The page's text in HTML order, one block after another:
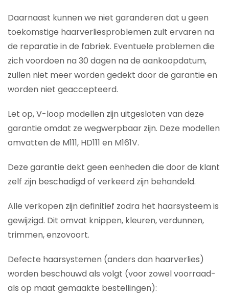
Daarnaast kunnen we niet garanderen dat u geen
toekomstige haarverliesproblemen zult ervaren na
de reparatie in de fabriek. Eventuele problemen die
zich voordoen na 30 dagen na de aankoopdatum,
zullen niet meer worden gedekt door de garantie en
worden niet geaccepteerd.
Let op, V-loop modellen zijn uitgesloten van deze
garantie omdat ze wegwerpbaar zijn. Deze modellen
omvatten de M111, HD111 en M161V.
Deze garantie dekt geen eenheden die door de klant
zelf zijn beschadigd of verkeerd zijn behandeld.
Alle verkopen zijn definitief zodra het haarsysteem is
gewijzigd. Dit omvat knippen, kleuren, verdunnen,
trimmen, enzovoort.
Defecte haarsystemen (anders dan haarverlies)
worden beschouwd als volgt (voor zowel voorraad-
als op maat gemaakte bestellingen):